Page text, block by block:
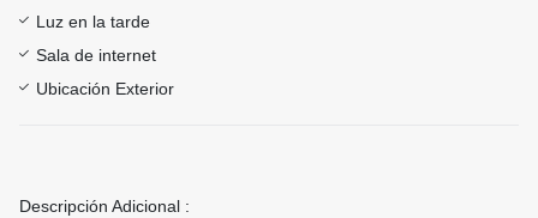
Luz en la tarde
Sala de internet
Ubicación Exterior
Descripción Adicional :